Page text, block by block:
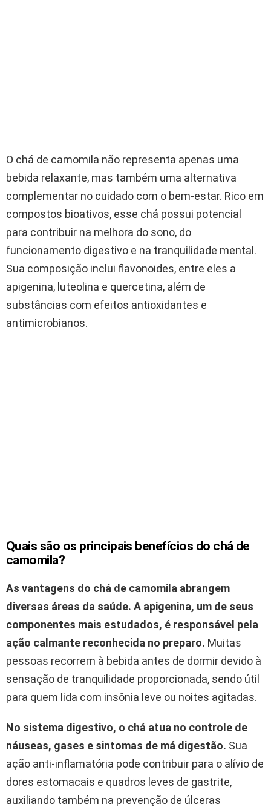
O chá de camomila não representa apenas uma
bebida relaxante, mas também uma alternativa
complementar no cuidado com o bem-estar. Rico em
compostos bioativos, esse chá possui potencial
para contribuir na melhora do sono, do
funcionamento digestivo e na tranquilidade mental.
Sua composição inclui flavonoides, entre eles a
apigenina, luteolina e quercetina, além de
substâncias com efeitos antioxidantes e
antimicrobianos.
Quais são os principais benefícios do chá de
camomila?
As vantagens do chá de camomila abrangem
diversas áreas da saúde. A apigenina, um de seus
componentes mais estudados, é responsável pela
ação calmante reconhecida no preparo. Muitas
pessoas recorrem à bebida antes de dormir devido à
sensação de tranquilidade proporcionada, sendo útil
para quem lida com insônia leve ou noites agitadas.
No sistema digestivo, o chá atua no controle de
náuseas, gases e sintomas de má digestão. Sua
ação anti-inflamatória pode contribuir para o alívio de
dores estomacais e quadros leves de gastrite,
auxiliando também na prevenção de úlceras